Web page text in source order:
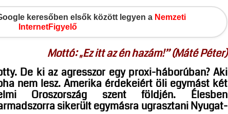
keresőben elsők között legyen a Nemzeti
InternetFigyelő
Mottó: „Ez itt az én hazám!” (Máté Péter)
De ki az agresszor egy proxi-háborúban? Aki
nem lesz. Amerika érdekeiért öli egymást két
Oroszország szent földjén. Élesben
sikerült egymásra ugrasztani Nyugat-